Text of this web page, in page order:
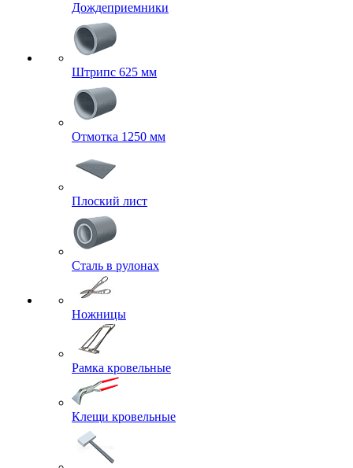
Дождеприемники
Штрипс 625 мм
Отмотка 1250 мм
Плоский лист
Сталь в рулонах
Ножницы
Рамка кровельные
Клещи кровельные